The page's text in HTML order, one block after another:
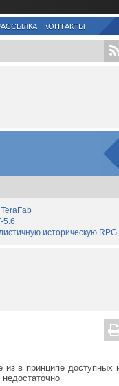
КОНТАКТЫ
5.6
историческую RPG
в принципе доступных